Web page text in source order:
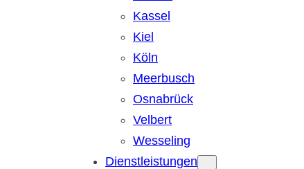
Kassel
Kiel
Köln
Meerbusch
Osnabrück
Velbert
Wesseling
Dienstleistungen